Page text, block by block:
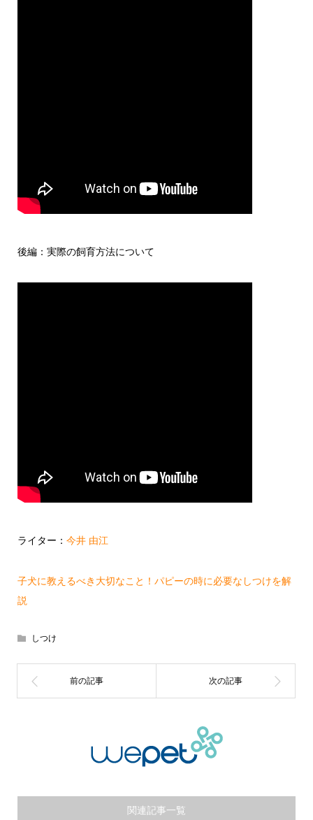
後編：実際の飼育方法について
ライター： 今井 由江
子犬に教えるべき大切なこと！パピーの時に必要なしつけを解
説
しつけ
関連記事一覧